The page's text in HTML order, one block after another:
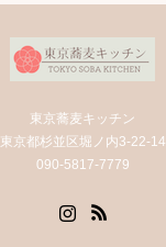
東京蕎麦キッチン
東京都杉並区堀ノ内3-22-14
090-5817-7779